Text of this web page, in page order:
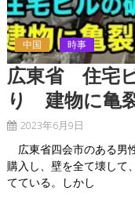
中国 時事
広東省 住宅
り 建物に亀
2023年6月9日
広東省四会市のある男
購入し、壁を全て壊して
てている。しかし